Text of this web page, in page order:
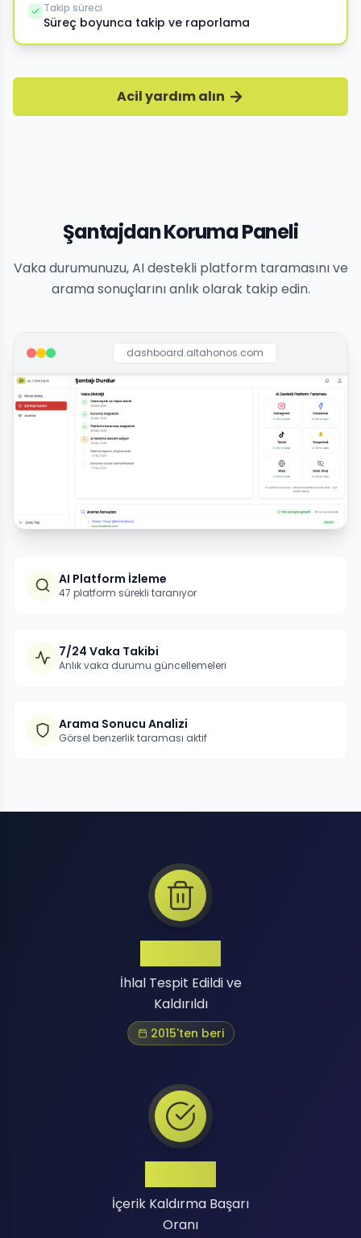
Takip süreci
Süreç boyunca takip ve raporlama
Acil yardım alın
Şantajdan Koruma Paneli
Vaka durumunuzu, AI destekli platform taramasını ve
arama sonuçlarını anlık olarak takip edin.
dashboard.altahonos.com
AI Platform İzleme
47 platform sürekli taranıyor
7/24 Vaka Takibi
Anlık vaka durumu güncellemeleri
Arama Sonucu Analizi
Görsel benzerlik taraması aktif
İhlal Tespit Edildi ve
Kaldırıldı
2015'ten beri
İçerik Kaldırma Başarı
Oranı